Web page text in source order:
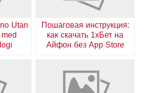
Пошаговая инструкция:
как скачать 1хБет на
Айфон без App Store
Utan